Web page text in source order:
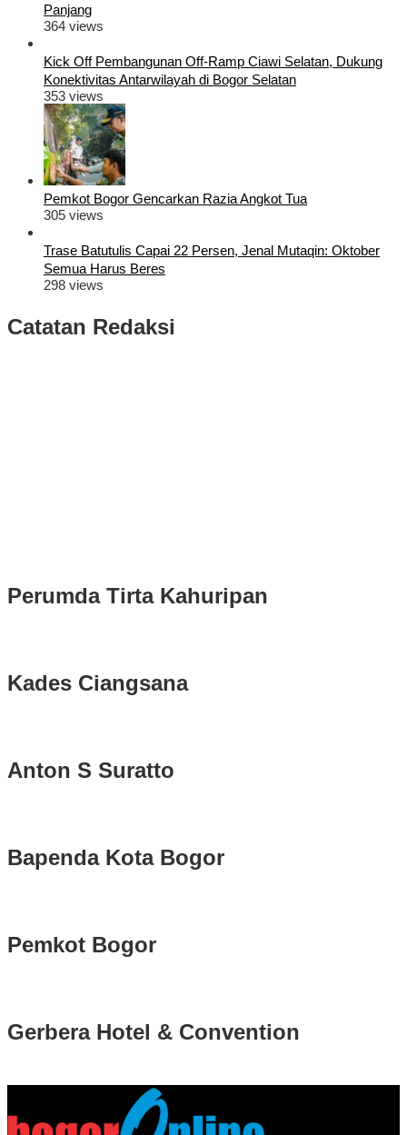
Panjang
364 views
Kick Off Pembangunan Off-Ramp Ciawi Selatan, Dukung
Konektivitas Antarwilayah di Bogor Selatan
353 views
Pemkot Bogor Gencarkan Razia Angkot Tua
305 views
Trase Batutulis Capai 22 Persen, Jenal Mutaqin: Oktober
Semua Harus Beres
298 views
Catatan Redaksi
Perumda Tirta Kahuripan
Kades Ciangsana
Anton S Suratto
Bapenda Kota Bogor
Pemkot Bogor
Gerbera Hotel & Convention